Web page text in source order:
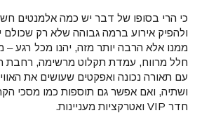
כי הרי בסופו של דבר יש כמה אלמנטים
ולהפיק אירוע ברמה גבוהה שלא רק שכולם
ממנו אלא הרבה יותר מזה, יהנו מכל רגע –
חלל מרווח, עמדת תקלוט מרשימה, רחבת
עם תאורה נכונה ואפקטים שעושים את
ושתיה, ואם אפשר גם תוספות כמו מסכי
חדר VIP ואטרקציות מעניינות.